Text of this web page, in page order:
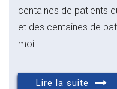
centaines de patients
et des centaines de
moi….
Lire la suite